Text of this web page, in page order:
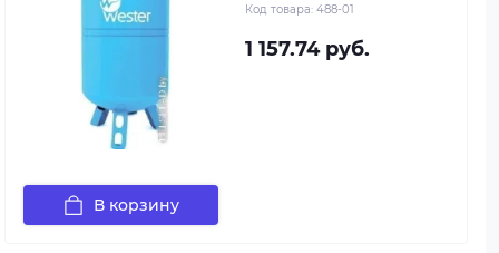
Код товара: 488-01
1 157.74 руб.
В корзину